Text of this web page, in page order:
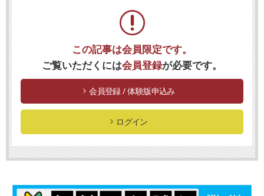
この記事は会員限定です。
ご覧いただくには会員登録が必要です。
会員登録 / 体験版申込み
ログイン